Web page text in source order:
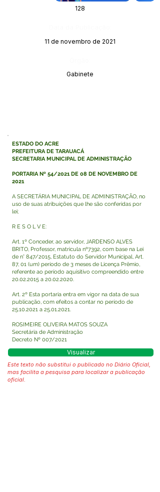
128
11 de novembro de 2021
Gabinete
ESTADO DO ACRE
PREFEITURA DE TARAUACÁ
SECRETARIA MUNICIPAL DE ADMINISTRAÇÃO
PORTARIA Nº 54/2021 DE 08 DE NOVEMBRO DE
2021
A SECRETÁRIA MUNICIPAL DE ADMINISTRAÇÃO, no
uso de suas atribuições que lhe são conferidas por
lei;
R E S O L V E:
Art. 1º Conceder, ao servidor, JARDENSO ALVES
BRITO, Professor, matricula nº7392, com base na Lei
de n° 847/2015, Estatuto do Servidor Municipal, Art.
87, 01 (um) período de 3 meses de Licença Prêmio,
referente ao período aquisitivo compreendido entre
20.02.2015 a 20.02.2020.
Art. 2º Esta portaria entra em vigor na data de sua
publicação, com efeitos a contar no período de
25.10.2021 a 25.01.2021.
ROSIMEIRE OLIVEIRA MATOS SOUZA
Secretária de Administração
Decreto Nº 007/2021
Visualizar
Este texto não substitui o publicado no Diário Oficial,
mas facilita a pesquisa para localizar a publicação
oficial.